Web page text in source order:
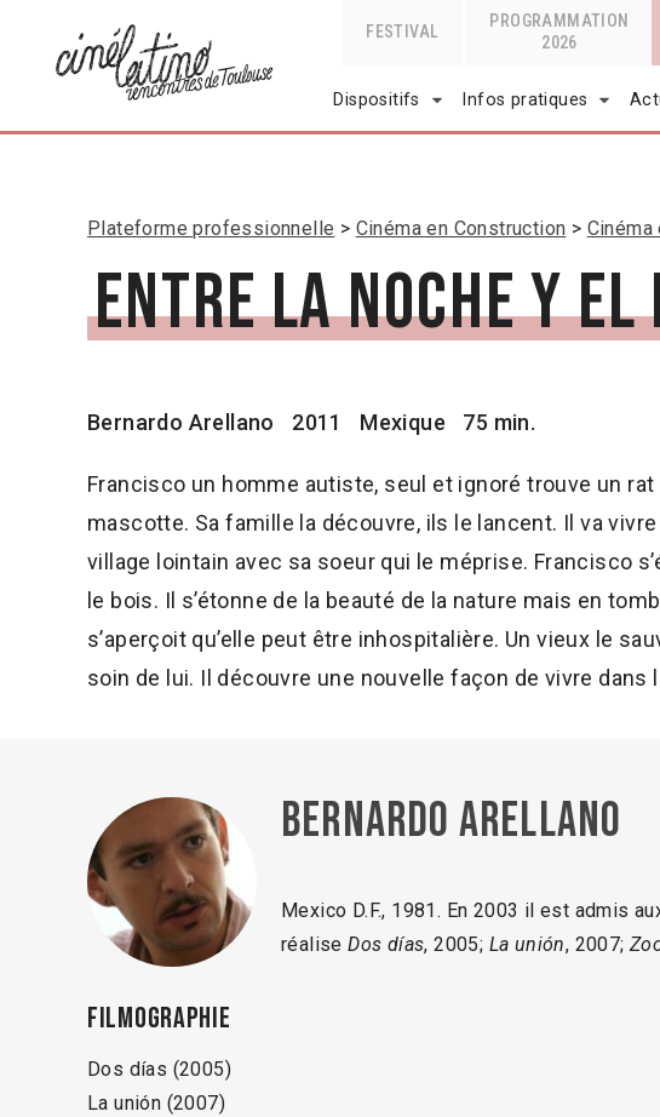
FESTIVAL
PROGRAMMATION
2026
Dispositifs Infos pratiques
Plateforme professionnelle Cinéma en Construction
Entre la noche y el
Bernardo Arellano 2011 Mexique 75 min.
Francisco un homme autiste, seul et ignoré trouve un
mascotte. Sa famille la découvre, ils le lancent. Il va
village lointain avec sa soeur qui le méprise. Francisco
le bois. Il s’étonne de la beauté de la nature mais en
s’aperçoit qu’elle peut être inhospitalière. Un vieux le
soin de lui. Il découvre une nouvelle façon de vivre dans
Bernardo Arellano
Mexico D.F., 1981. En 2003 il est admis
réaliseDos días, 2005; La unión, 2007;
Filmographie
Dos días (2005)
La unión (2007)